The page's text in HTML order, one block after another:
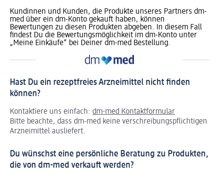
Kundinnen und Kunden, die Produkte unseres Partners dm-
med über ein dm-Konto gekauft haben, können
Bewertungen zu diesen Produkten abgeben. In diesem Fall
findest Du die Bewertungsmöglichkeit im dm-Konto unter
„Meine Einkäufe“ bei Deiner dm-med Bestellung.
Hast Du ein rezeptfreies Arzneimittel nicht finden
können?
Kontaktiere uns einfach: dm-med Kontaktformular
Bitte beachte, dass dm-med keine verschreibungspflichtigen
Arzneimittel ausliefert.
Du wünschst eine persönliche Beratung zu Produkten,
die von dm-med verkauft werden?